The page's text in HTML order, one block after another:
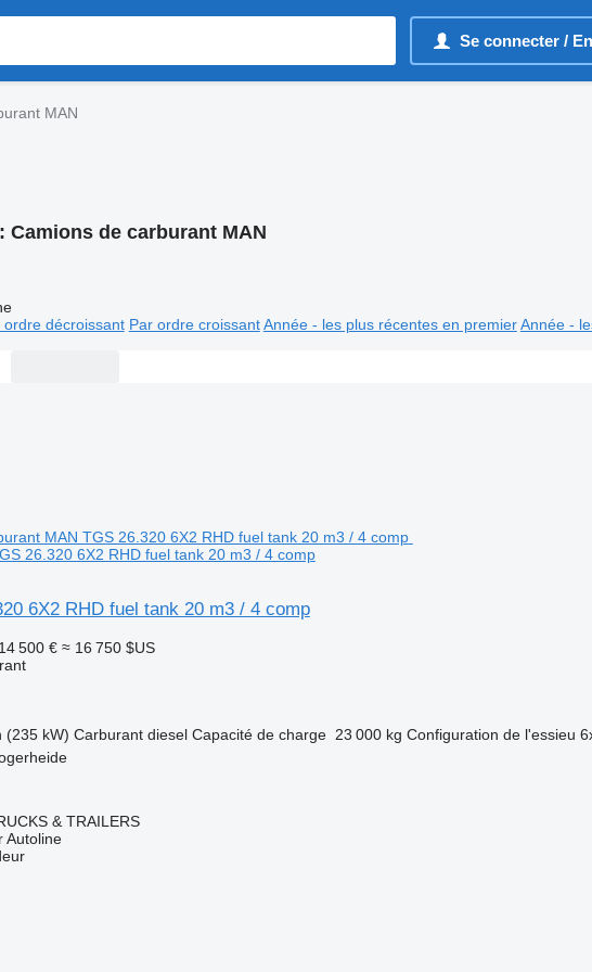
Se connecter /
MAN
Camions de carburant MAN
ordre décroissant Par ordre croissant Année - les plus récentes en premier Année -
26.320 6X2 RHD fuel tank 20 m3 / 4 comp
6X2 RHD fuel tank 20 m3 / 4 comp
14 500 € ≈ 16 750 $US
(235 kW) Carburant diesel Capacité de charge 23 000 kg Configuration de l'essieu
& TRAILERS
Autoline